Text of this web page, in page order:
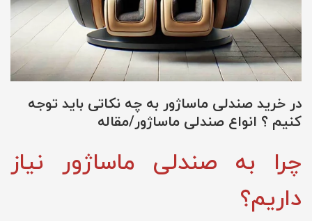
در خرید صندلی ماساژور به چه نکاتی باید توجه
کنیم ؟ انواع صندلی ماساژور/مقاله
چرا به صندلی ماساژور نیاز
داریم؟